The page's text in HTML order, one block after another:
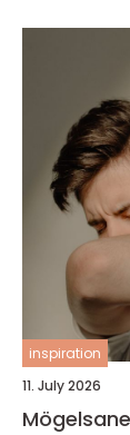
inspiration
11. July 2026